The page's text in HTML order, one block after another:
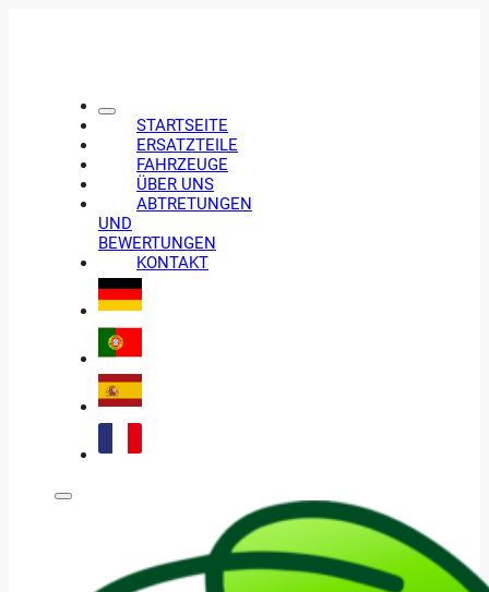
STARTSEITE
ERSATZTEILE
FAHRZEUGE
ÜBER UNS
ABTRETUNGEN
UND
BEWERTUNGEN
KONTAKT